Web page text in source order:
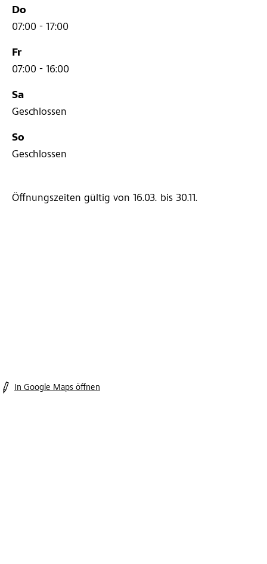
Do
07:00 - 17:00
Fr
07:00 - 16:00
Sa
Geschlossen
So
Geschlossen
Öffnungszeiten gültig von 16.03. bis 30.11.
In Google Maps öffnen